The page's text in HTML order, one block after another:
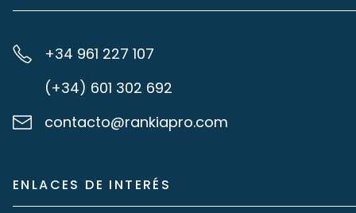
+34 961 227 107
(+34) 601 302 692
contacto@rankiapro.com
ENLACES DE INTERÉS